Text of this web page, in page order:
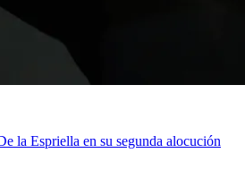
la Espriella en su segunda alocución